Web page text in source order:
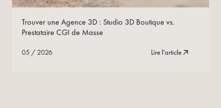
Trouver une Agence 3D : Studio 3D Boutique vs.
Prestataire CGI de Masse
05 / 2026 Lire l'article